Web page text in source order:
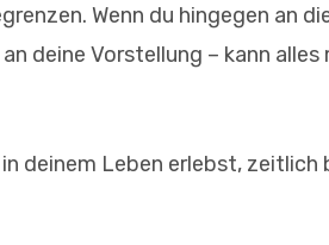
Wenn du hingegen an
deine Vorstellung – kann
deinem Leben erlebst, zeitlich